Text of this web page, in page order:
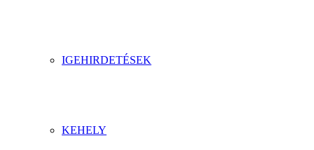
IGEHIRDETÉSEK
KEHELY